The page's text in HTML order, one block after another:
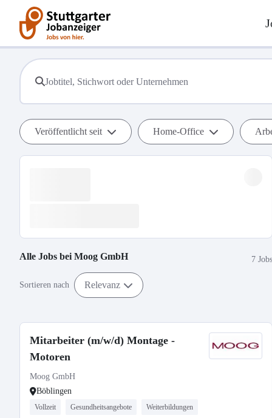
Veröffentlicht seit Home-Office
Alle Jobs bei Moog GmbH 7 Jobs
Sortieren nach Relevanz
Mitarbeiter (m/w/d) Montage -
Motoren
Moog GmbH
Böblingen
Vollzeit Gesundheitsangebote Weiterbildungen